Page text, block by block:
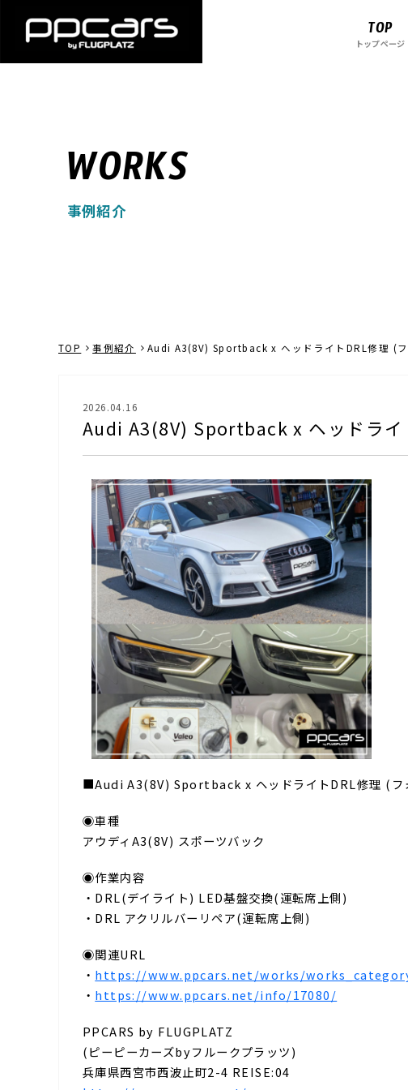
TOP
トップページ
WORKS
事例紹介
TOP 事例紹介 Audi A3(8V) Sportback x ヘッドライトDRL修理 (
2026.04.16
Audi A3(8V) Sportback x ヘッドライ
■Audi A3(8V) Sportback x ヘッドライトDRL修理 (フ
◉車種
アウディA3(8V) スポーツバック
◉作業内容
・DRL(デイライト) LED基盤交換(運転席上側)
・DRL アクリルバーリペア(運転席上側)
◉関連URL
・ https://www.ppcars.net/works/
・ https://www.ppcars.net/info/17080/
PPCARS by FLUGPLATZ
(ピーピーカーズbyフルークプラッツ)
兵庫県西宮市西波止町2-4 REISE:04